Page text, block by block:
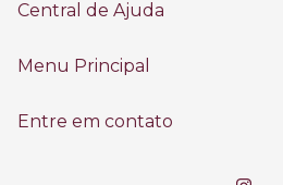
Central de Ajuda
Menu Principal
Entre em contato